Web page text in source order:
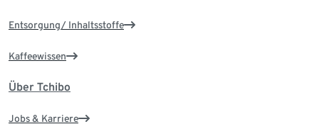
Entsorgung/ Inhaltsstoffe
Kaffeewissen
Über Tchibo
Jobs & Karriere